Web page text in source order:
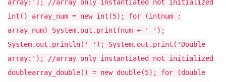
array:'); //array only instantiated not initialized
int() array_num = new int(5); for (intnum :
array_num) System.out.print(num + ' ');
System.out.println(' '); System.out.print('Double
array:'); //array only instantiated not initialized
doublearray_double() = new double(5); for (double